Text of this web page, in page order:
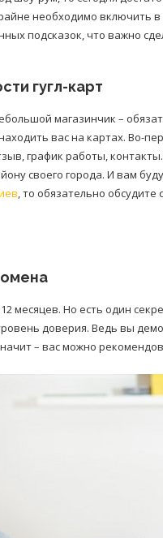
необходимо включить
подсказок, что важно
гугл-карт
магазинчик –
вас на картах. Во-
график работы,
своего города. И вам
, то обязательно
Но есть один
доверия. Ведь вы
– вас можно